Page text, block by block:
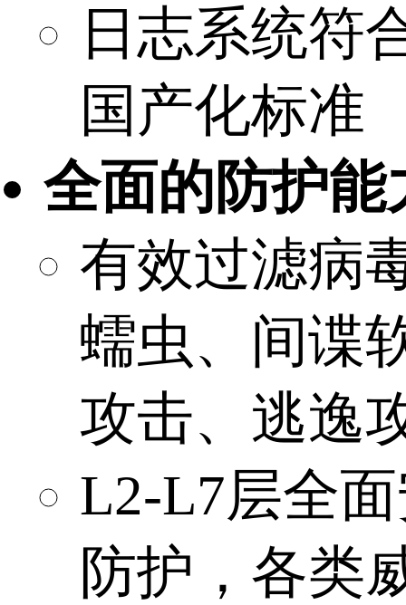
日志系统符
国产化标准
全面的防护能
有效过滤病
蠕虫、间谍
攻击、逃逸
L2-L7层全
防护，各类